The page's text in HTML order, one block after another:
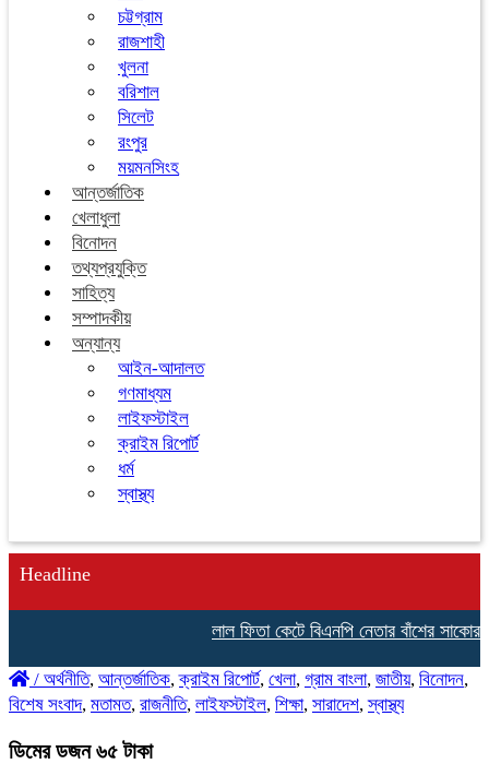
চট্টগ্রাম
রাজশাহী
খুলনা
বরিশাল
সিলেট
রংপুর
ময়মনসিংহ
আন্তর্জাতিক
খেলাধুলা
বিনোদন
তথ্যপ্রযুক্তি
সাহিত্য
সম্পাদকীয়
অন্যান্য
আইন-আদালত
গণমাধ্যম
লাইফস্টাইল
ক্রাইম রিপোর্ট
ধর্ম
স্বাস্থ্য
Headline
লাল ফিতা কেটে বিএনপি নেতার বাঁশের সাকোর
/ অর্থনীতি, আন্তর্জাতিক,ক্রাইম রিপোর্ট, খেলা, গ্রাম বাংলা, জাতীয়, বিনোদন,
বিশেষ সংবাদ, মতামত, রাজনীতি, লাইফস্টাইল, শিক্ষা, সারাদেশ,স্বাস্থ্য
ডিমের ডজন ৬৫ টাকা